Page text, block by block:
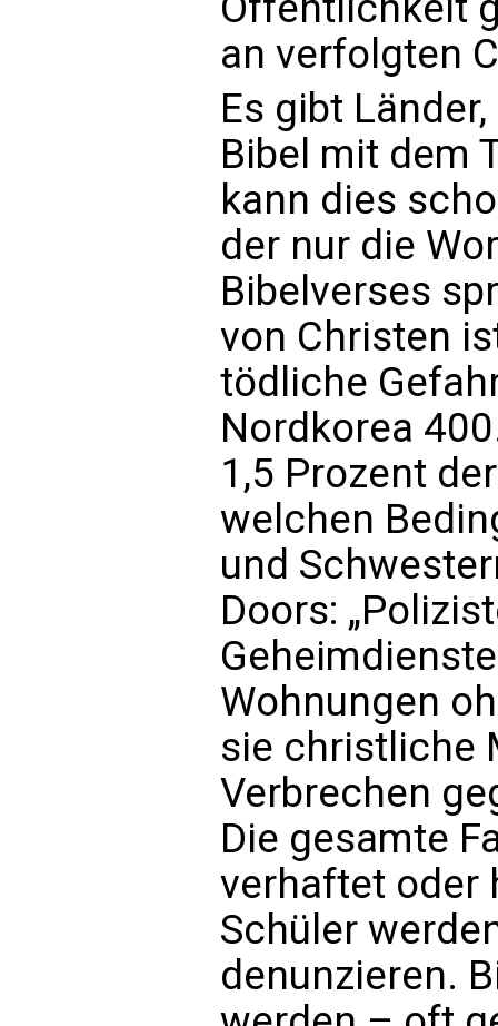
an verfolgten
Es gibt
Bibel mit dem
kann dies
der nur die
Bibelverses
von Christen
tödliche
Nordkorea
1,5 Prozent
welchen
und
Doors:
Wohnungen
sie christliche
Verbrechen
Die gesamte
verhaftet oder
Schüler
denunzieren.